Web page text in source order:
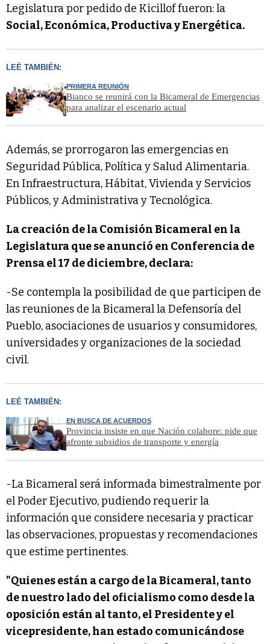
Legislatura por pedido de Kicillof fueron: la
Social, Económica, Productiva y Energética.
LEÉ TAMBIÉN:
PRIMERA REUNIÓN
Bianco se reunirá con la Bicameral de Emergencias
para analizar el escenario actual
Además, se prorrogaron las emergencias en
Seguridad Pública, Política y Salud Alimentaria.
En Infraestructura, Hábitat, Vivienda y Servicios
Públicos, y Administrativa y Tecnológica.
La creación de la Comisión Bicameral en la
Legislatura que se anunció en Conferencia de
Prensa el 17 de diciembre, declara:
-Se contempla la posibilidad de que participen de
las reuniones de la Bicameral la Defensoría del
Pueblo, asociaciones de usuarios y consumidores,
universidades y organizaciones de la sociedad
civil.
LEÉ TAMBIÉN:
EN BUSCA DE ACUERDOS
Provincia insiste en que Nación colabore: pide que
afronte subsidios de transporte y energía
-La Bicameral será informada bimestralmente por
el Poder Ejecutivo, pudiendo requerir la
información que considere necesaria y practicar
las observaciones, propuestas y recomendaciones
que estime pertinentes.
"Quienes están a cargo de la Bicameral, tanto
de nuestro lado del oficialismo como desde la
oposición están al tanto, el Presidente y el
vicepresidente, han estado comunicándose